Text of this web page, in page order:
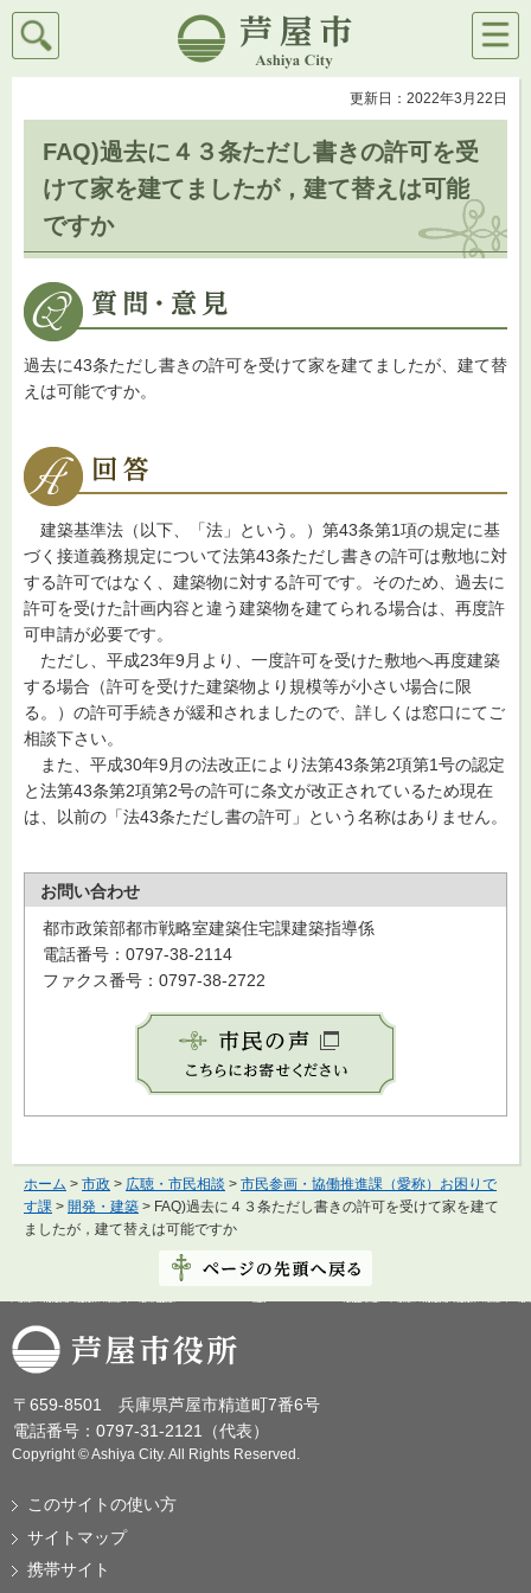
芦屋市
検索
メニ
ュー
更新日：2022年3月22日
FAQ)過去に４３条ただし書きの許可を受
けて家を建てましたが，建て替えは可能
ですか
過去に43条ただし書きの許可を受けて家を建てましたが、建て替
えは可能ですか。
建築基準法（以下、「法」という。）第43条第1項の規定に基
づく接道義務規定について法第43条ただし書きの許可は敷地に対
する許可ではなく、建築物に対する許可です。そのため、過去に
許可を受けた計画内容と違う建築物を建てられる場合は、再度許
可申請が必要です。
ただし、平成23年9月より、一度許可を受けた敷地へ再度建築
する場合（許可を受けた建築物より規模等が小さい場合に限
る。）の許可手続きが緩和されましたので、詳しくは窓口にてご
相談下さい。
また、平成30年9月の法改正により法第43条第2項第1号の認定
と法第43条第2項第2号の許可に条文が改正されているため現在
は、以前の「法43条ただし書の許可」という名称はありません。
お問い合わせ
都市政策部都市戦略室建築住宅課建築指導係
電話番号：0797-38-2114
ファクス番号：0797-38-2722
ホーム > 市政 > 広聴・市民相談 > 市民参画・協働推進課（愛称）お困りで
す課 > 開発・建築 > FAQ)過去に４３条ただし書きの許可を受けて家を建て
ましたが，建て替えは可能ですか
芦屋市役所
〒659-8501 兵庫県芦屋市精道町7番6号
電話番号：0797-31-2121（代表）
Copyright © Ashiya City. All Rights Reserved.
このサイトの使い方
サイトマップ
携帯サイト